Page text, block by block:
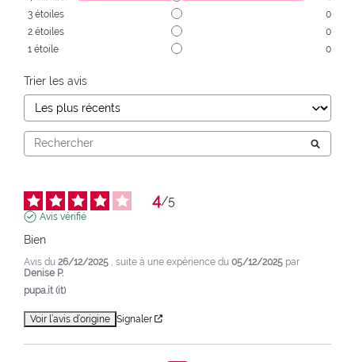
3 étoiles
0
2 étoiles
0
1 étoile 0
Trier les avis
4/5
Avis vérifié
Bien
Avis du 26/12/2025 , suite à une expérience du 05/12/2025 par
Denise P.
pupa.it (it)
Voir l’avis d’origine Signaler